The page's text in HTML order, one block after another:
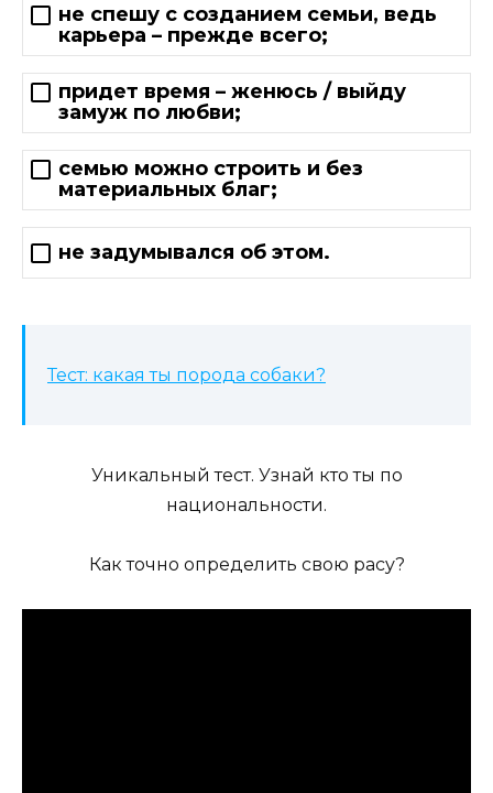
не спешу с созданием семьи, ведь
карьера – прежде всего;
придет время – женюсь / выйду
замуж по любви;
семью можно строить и без
материальных благ;
не задумывался об этом.
Тест: какая ты порода собаки?
Уникальный тест. Узнай кто ты по
национальности.
Как точно определить свою расу?